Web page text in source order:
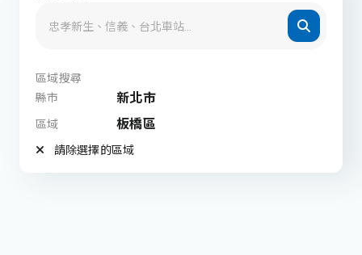
區域搜尋
縣市
新北市
區域 板橋區
請除選擇的區域